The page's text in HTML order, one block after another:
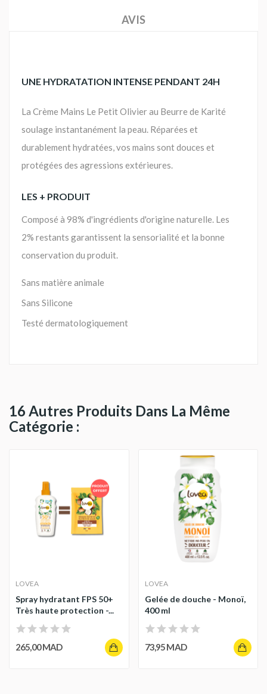
AVIS
UNE HYDRATATION INTENSE PENDANT 24H
La Crème Mains Le Petit Olivier au Beurre de Karité
soulage instantanément la peau. Réparées et
durablement hydratées, vos mains sont douces et
protégées des agressions extérieures.
LES + PRODUIT
Composé à 98% d'ingrédients d'origine naturelle. Les
2% restants garantissent la sensorialité et la bonne
conservation du produit.
Sans matière animale
Sans Silicone
Testé dermatologiquement
16 Autres Produits Dans La Même
Catégorie :
LOVEA
Spray hydratant FPS 50+
Très haute protection -...
265,00 MAD
LOVEA
Gelée de douche - Monoï,
400 ml
73,95 MAD